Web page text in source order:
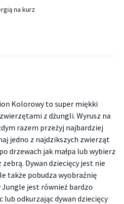
na kurz
Kolorowy to super miękki
z dżungli. Wyrusz na
razem przeżyj najbardziej
jedno z najdzikszych zwierząt
drzewach jak małpa lub wybierz
Dywan dziecięcy jest nie
także pobudza wyobraźnię
Jungle jest również bardzo
lub odkurzając dywan dziecięcy